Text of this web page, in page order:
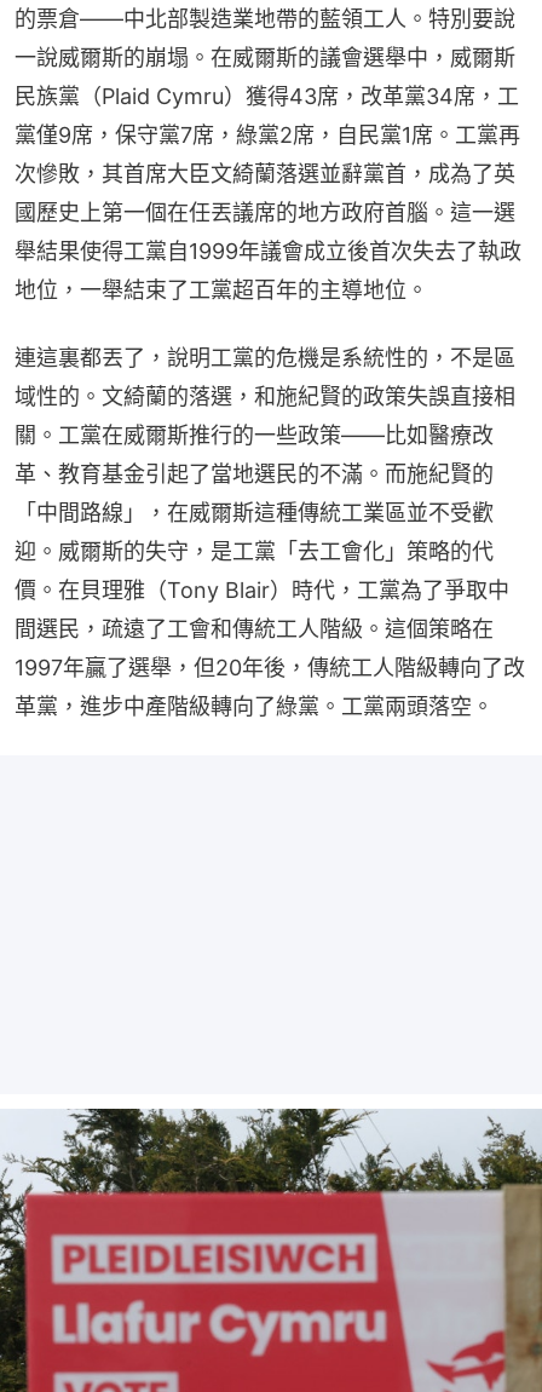
的票倉——中北部製造業地帶的藍領工人。特別要說
一說威爾斯的崩塌。在威爾斯的議會選舉中，威爾斯
民族黨（Plaid Cymru）獲得43席，改革黨34席，工
黨僅9席，保守黨7席，綠黨2席，自民黨1席。工黨再
次慘敗，其首席大臣文綺蘭落選並辭黨首，成為了英
國歷史上第一個在任丟議席的地方政府首腦。這一選
舉結果使得工黨自1999年議會成立後首次失去了執政
地位，一舉結束了工黨超百年的主導地位。
連這裏都丟了，說明工黨的危機是系統性的，不是區
域性的。文綺蘭的落選，和施紀賢的政策失誤直接相
關。工黨在威爾斯推行的一些政策——比如醫療改
革、教育基金引起了當地選民的不滿。而施紀賢的
「中間路線」，在威爾斯這種傳統工業區並不受歡
迎。威爾斯的失守，是工黨「去工會化」策略的代
價。在貝理雅（Tony Blair）時代，工黨為了爭取中
間選民，疏遠了工會和傳統工人階級。這個策略在
1997年贏了選舉，但20年後，傳統工人階級轉向了改
革黨，進步中產階級轉向了綠黨。工黨兩頭落空。